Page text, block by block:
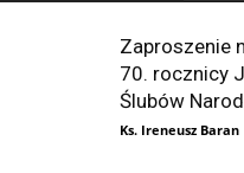
Zaproszenie
70. rocznicy
Ślubów
Ks. Ireneusz Baran